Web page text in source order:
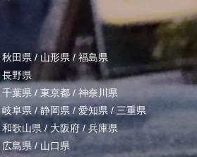
秋田県 / 山形県/ 福島県
長野県
千葉県 / 東京都 / 神奈川県
岐阜県 / 静岡県 / 愛知県 / 三重県
和歌山県/ 大阪府 /兵庫県
広島県 / 山口県